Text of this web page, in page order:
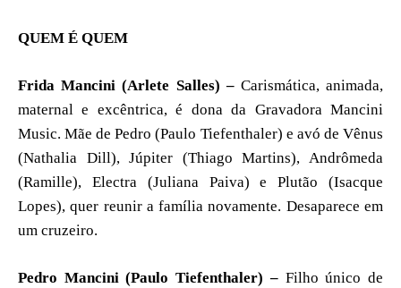
QUEM É QUEM
Frida Mancini (Arlete Salles) –Carismática, animada,
maternal e excêntrica, é dona da Gravadora Mancini
Music. Mãe de Pedro (Paulo Tiefenthaler) e avó de Vênus
(Nathalia Dill), Júpiter (Thiago Martins), Andrômeda
(Ramille), Electra (Juliana Paiva) e Plutão (Isacque
Lopes), quer reunir a família novamente. Desaparece em
um cruzeiro.
Pedro Mancini (Paulo Tiefenthaler) –Filho único de